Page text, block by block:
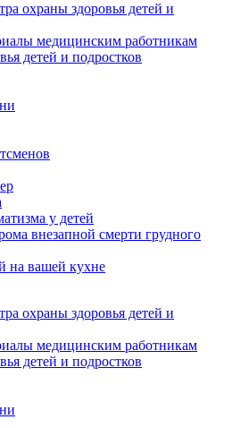
охраны здоровья детей и
медицинским работникам
детей и подростков
у детей
внезапной смерти грудного
на вашей кухне
охраны здоровья детей и
медицинским работникам
детей и подростков